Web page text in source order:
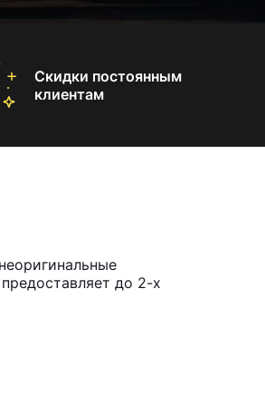
Скидки постоянным
клиентам
до 2-х